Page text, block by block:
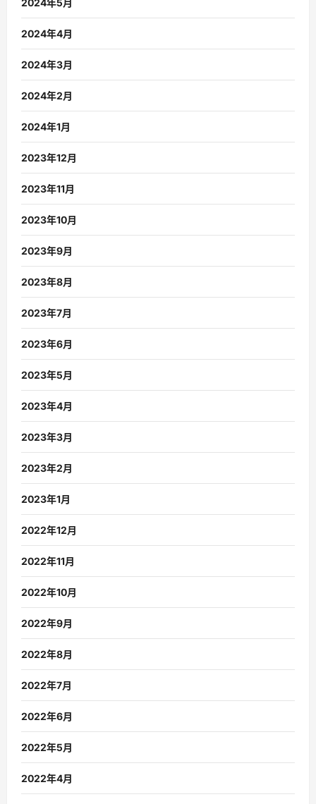
2024年4月
2024年3月
2024年2月
2024年1月
2023年12月
2023年11月
2023年10月
2023年9月
2023年8月
2023年7月
2023年6月
2023年5月
2023年4月
2023年3月
2023年2月
2023年1月
2022年12月
2022年11月
2022年10月
2022年9月
2022年8月
2022年7月
2022年6月
2022年5月
2022年4月